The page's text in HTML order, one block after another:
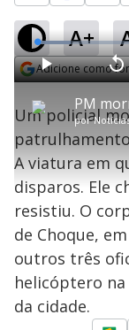
A+
Adicione como
por
P V
t
a
r
1
0
e
g
u
n
d
s
M
u
d
o
L
o
a
d
e
2
.
0
0
Um policial
A viatura em
disparos. Ele
resistiu. O
de Choque,
outros três
helicóptero na
da cidade.